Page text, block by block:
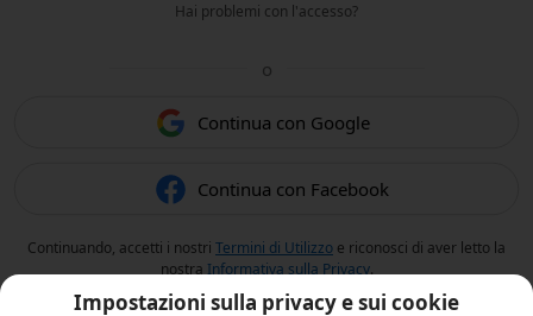
Hai problemi con l'accesso?
o
Continua con Google
Continua con Facebook
Continuando, accetti i nostri Termini di Utilizzo e riconosci di aver letto la
nostra Informativa sulla Privacy.
Impostazioni sulla privacy e sui cookie